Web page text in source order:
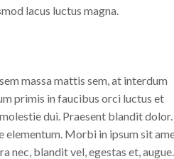
lacus luctus magna.
massa mattis sem, at interdum
primis in faucibus orci luctus et
dui. Praesent blandit dolor.
elementum. Morbi in ipsum sit
nec, blandit vel, egestas et, augue.